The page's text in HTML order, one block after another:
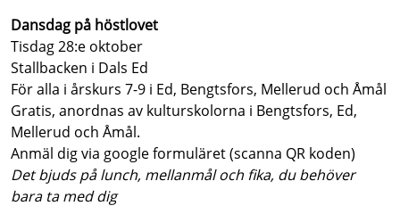
Dansdag på höstlovet
Tisdag 28:e oktober
Stallbacken i Dals Ed
För alla i årskurs 7-9 i Ed, Bengtsfors, Mellerud och Åmål
Gratis, anordnas av kulturskolorna i Bengtsfors, Ed,
Mellerud och Åmål.
Anmäl dig via google formuläret (scanna QR koden)
Det bjuds på lunch, mellanmål och fika, du behöver
bara ta med dig